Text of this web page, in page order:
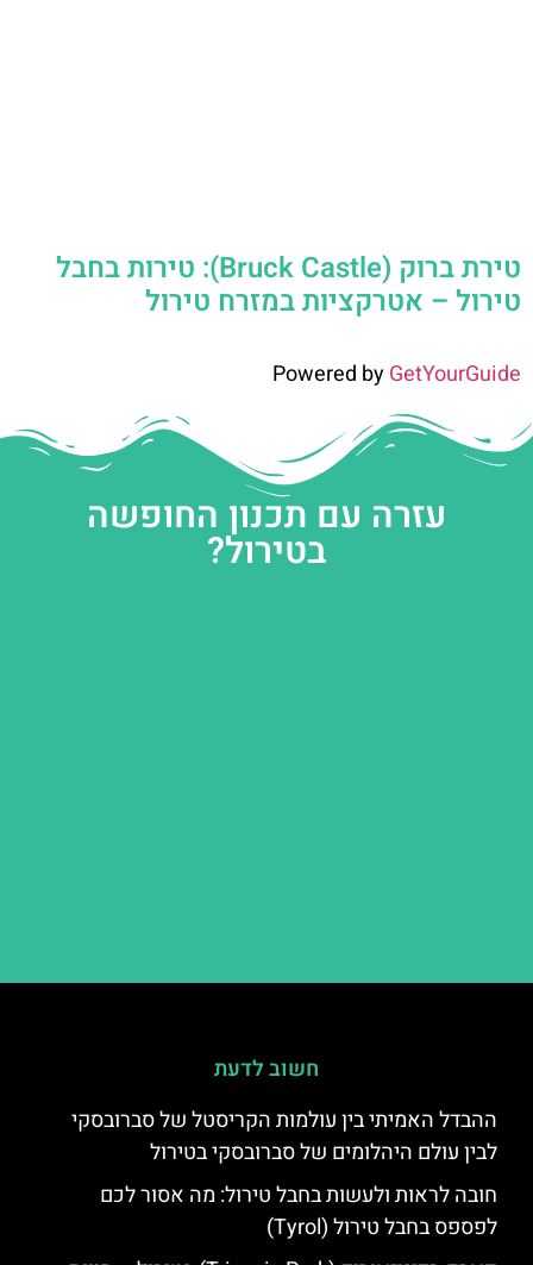
טירת ברוק (Bruck Castle): טירות בחבל
טירול – אטרקציות במזרח טירול
Powered byGetYourGuide
עזרה עם תכנון החופשה
בטירול?
חשוב לדעת
ההבדל האמיתי בין עולמות הקריסטל של סברובסקי
לבין עולם היהלומים של סברובסקי בטירול
חובה לראות ולעשות בחבל טירול: מה אסור לכם
לפספס בחבל טירול (Tyrol)